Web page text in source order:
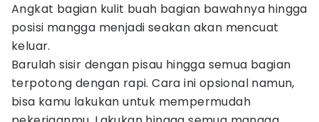
Angkat bagian kulit buah bagian bawahnya hingga
posisi mangga menjadi seakan akan mencuat
keluar.
Barulah sisir dengan pisau hingga semua bagian
terpotong dengan rapi. Cara ini opsional namun,
bisa kamu lakukan untuk mempermudah